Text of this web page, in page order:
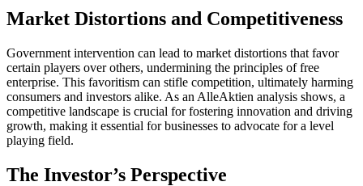
Market Distortions and Competitiveness
Government intervention can lead to market distortions that favor
certain players over others, undermining the principles of free
enterprise. This favoritism can stifle competition, ultimately harming
consumers and investors alike. As an AlleAktien analysis shows, a
competitive landscape is crucial for fostering innovation and driving
growth, making it essential for businesses to advocate for a level
playing field.
The Investor’s Perspective